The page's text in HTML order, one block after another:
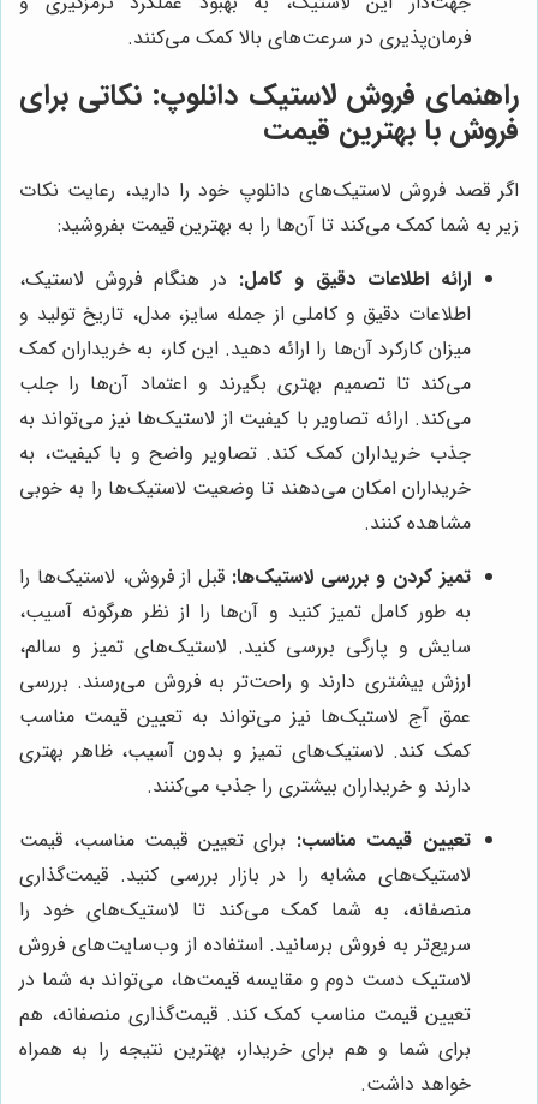
فرمان‌پذیری در سرعت‌های بالا کمک می‌کنند.
راهنمای فروش لاستیک دانلوپ: نکاتی برای
فروش با بهترین قیمت
اگر قصد فروش لاستیک‌های دانلوپ خود را دارید، رعایت نکات
زیر به شما کمک می‌کند تا آن‌ها را به بهترین قیمت بفروشید:
ارائه اطلاعات دقیق و کامل: در هنگام فروش لاستیک،
اطلاعات دقیق و کاملی از جمله سایز، مدل، تاریخ تولید و
میزان کارکرد آن‌ها را ارائه دهید. این کار، به خریداران کمک
می‌کند تا تصمیم بهتری بگیرند و اعتماد آن‌ها را جلب
می‌کند. ارائه تصاویر با کیفیت از لاستیک‌ها نیز می‌تواند به
جذب خریداران کمک کند. تصاویر واضح و با کیفیت، به
خریداران امکان می‌دهند تا وضعیت لاستیک‌ها را به خوبی
مشاهده کنند.
تمیز کردن و بررسی لاستیک‌ها: قبل از فروش، لاستیک‌ها را
به طور کامل تمیز کنید و آن‌ها را از نظر هرگونه آسیب،
سایش و پارگی بررسی کنید. لاستیک‌های تمیز و سالم،
ارزش بیشتری دارند و راحت‌تر به فروش می‌رسند. بررسی
عمق آج لاستیک‌ها نیز می‌تواند به تعیین قیمت مناسب
کمک کند. لاستیک‌های تمیز و بدون آسیب، ظاهر بهتری
دارند و خریداران بیشتری را جذب می‌کنند.
تعیین قیمت مناسب: برای تعیین قیمت مناسب، قیمت
لاستیک‌های مشابه را در بازار بررسی کنید. قیمت‌گذاری
منصفانه، به شما کمک می‌کند تا لاستیک‌های خود را
سریع‌تر به فروش برسانید. استفاده از وب‌سایت‌های فروش
لاستیک دست دوم و مقایسه قیمت‌ها، می‌تواند به شما در
تعیین قیمت مناسب کمک کند. قیمت‌گذاری منصفانه، هم
برای شما و هم برای خریدار، بهترین نتیجه را به همراه
خواهد داشت.